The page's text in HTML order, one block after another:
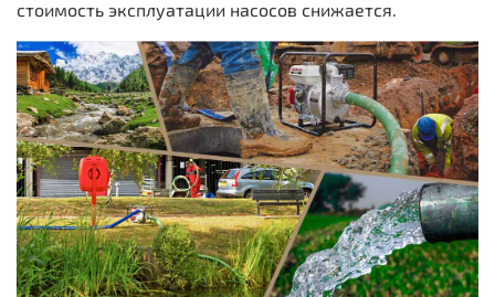
стоимость эксплуатации насосов снижается.